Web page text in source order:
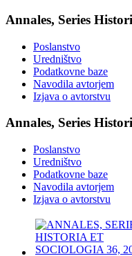
Annales, Series
Poslanstvo
Uredništvo
Podatkovne baze
Navodila avtorjem
Izjava o avtorstvu
Annales, Series
Poslanstvo
Uredništvo
Podatkovne baze
Navodila avtorjem
Izjava o avtorstvu